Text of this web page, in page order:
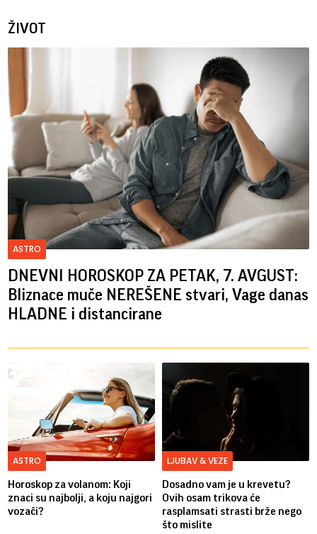
ŽIVOT
ASTRO
DNEVNI HOROSKOP ZA PETAK, 7. AVGUST:
Bliznace muče NEREŠENE stvari, Vage danas
HLADNE i distancirane
ASTRO
Horoskop za volanom: Koji
znaci su najbolji, a koju najgori
vozači?
LJUBAV & VEZE
Dosadno vam je u krevetu?
Ovih osam trikova će
rasplamsati strasti brže nego
što mislite